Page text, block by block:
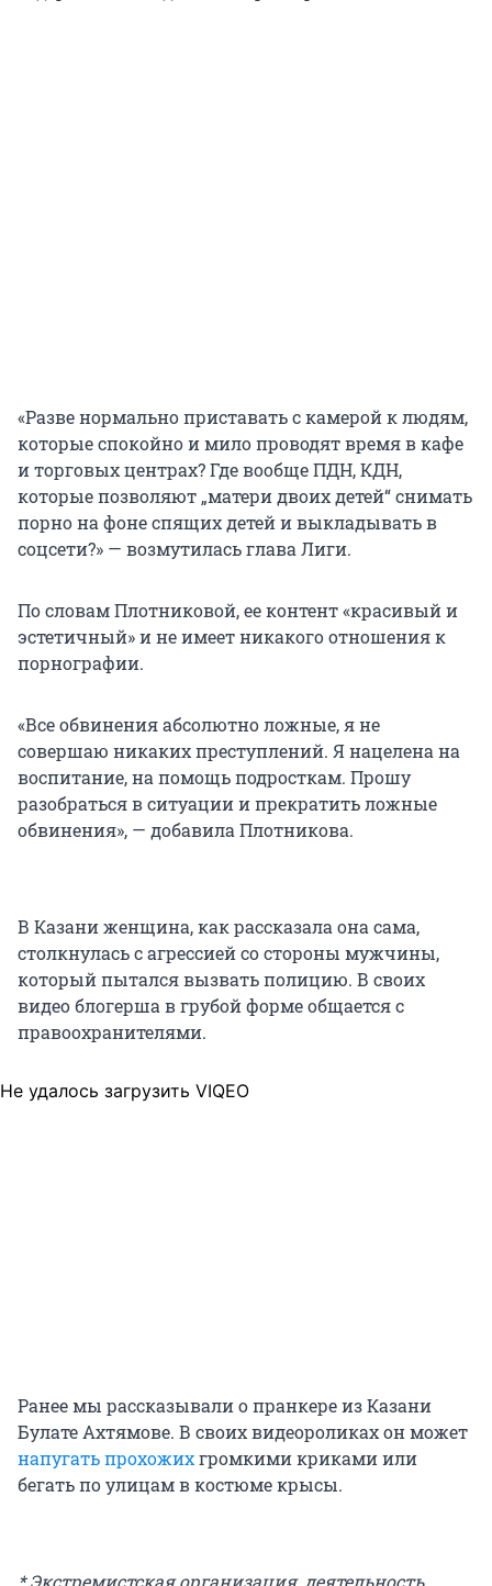
«Разве нормально приставать с камерой к людям,
которые спокойно и мило проводят время в кафе
и торговых центрах? Где вообще ПДН, КДН,
которые позволяют „матери двоих детей“ снимать
порно на фоне спящих детей и выкладывать в
соцсети?» — возмутилась глава Лиги.
По словам Плотниковой, ее контент «красивый и
эстетичный» и не имеет никакого отношения к
порнографии.
«Все обвинения абсолютно ложные, я не
совершаю никаких преступлений. Я нацелена на
воспитание, на помощь подросткам. Прошу
разобраться в ситуации и прекратить ложные
обвинения», — добавила Плотникова.
В Казани женщина, как рассказала она сама,
столкнулась с агрессией со стороны мужчины,
который пытался вызвать полицию. В своих
видео блогерша в грубой форме общается с
правоохранителями.
Не удалось загрузить VIQEO
Ранее мы рассказывали о пранкере из Казани
Булате Ахтямове. В своих видеороликах он может
напугать прохожихгромкими криками или
бегать по улицам в костюме крысы.
* Экстремистская организация, деятельность